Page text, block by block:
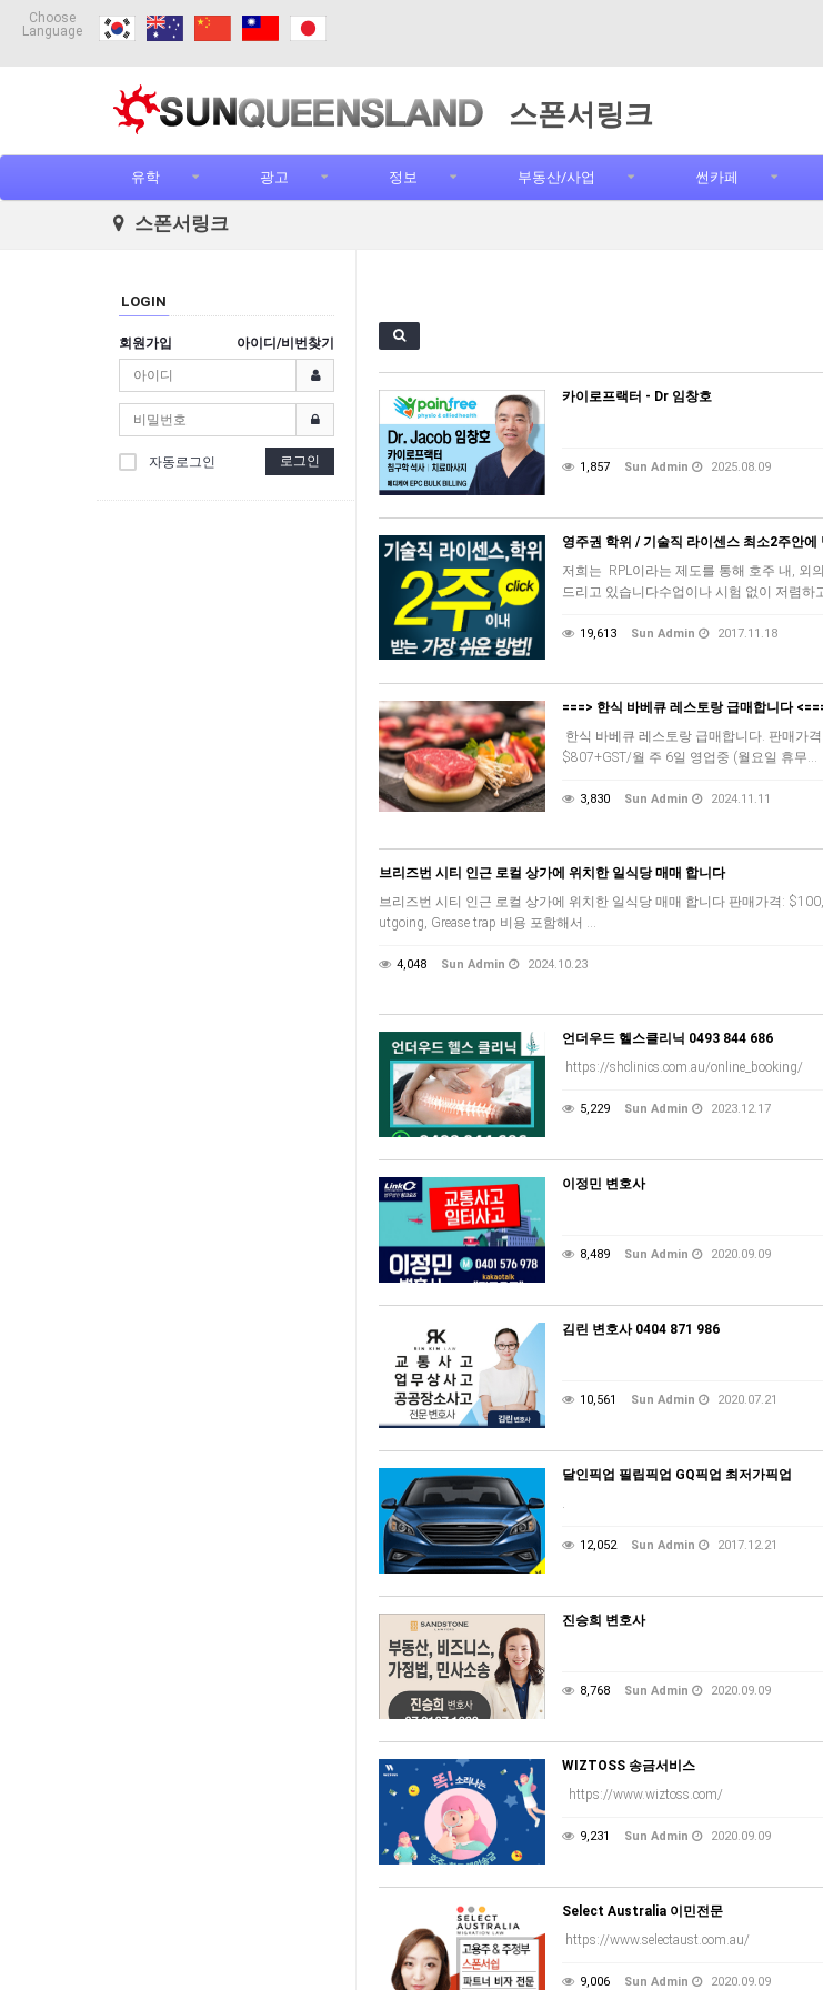
Choose
Language
스폰서링크
유학 광고 정보 부동산/사업 썬카페
스폰서링크
LOGIN
회원가입 아이디/비번찾기
자동로그인 로그인
카이로프랙터 - Dr 임창호
1,857 Sun Admin 2025.08.09
영주권 학위 / 기술직 라이센스 최소2주안
저희는 RPL이라는 제도를 통해 호주 내, 외
드리고 있습니다수업이나 시험 없이 저렴하
19,613 Sun Admin 2017.11.18
===> 한식 바베큐 레스토랑 급매합니다
한식 바베큐 레스토랑 급매합니다. 판매가
$807+GST/월 주 6일 영업중 (월요일 휴무…
3,830 Sun Admin 2024.11.11
브리즈번 시티 인근 로컬 상가에 위치한 일식당 매매 합니다
브리즈번 시티 인근 로컬 상가에 위치한 일식당 매매 합니다 판매가격:
utgoing, Grease trap 비용 포함해서 …
4,048 Sun Admin 2024.10.23
언더우드 헬스클리닉 0493 844 686
https://shclinics.com.au/online_booking/
5,229 Sun Admin 2023.12.17
이정민 변호사
8,489 Sun Admin 2020.09.09
김린 변호사 0404 871 986
10,561 Sun Admin 2020.07.21
달인픽업 필립픽업 GQ픽업 최저가픽업
.
12,052 Sun Admin 2017.12.21
진승희 변호사
8,768 Sun Admin 2020.09.09
WIZTOSS 송금서비스
https://www.wiztoss.com/
9,231 Sun Admin 2020.09.09
Select Australia 이민전문
https://www.selectaust.com.au/
9,006 Sun Admin 2020.09.09